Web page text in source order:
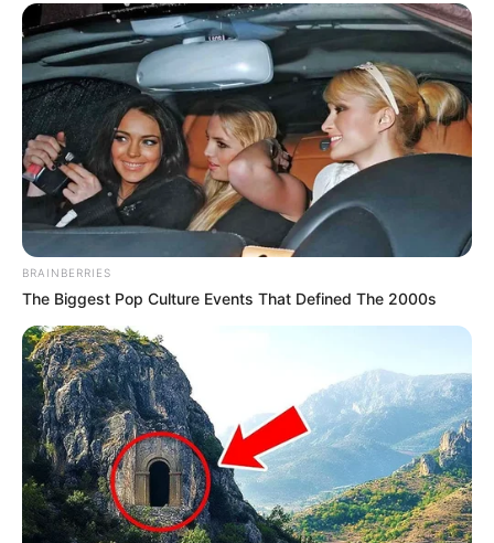
BRAINBERRIES
The Biggest Pop Culture Events That Defined The 2000s